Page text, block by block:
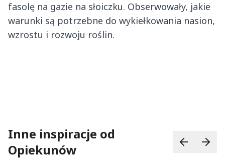
fasolę na gazie na słoiczku. Obserwowały, jakie
warunki są potrzebne do wykiełkowania nasion,
wzrostu i rozwoju roślin.
Inne inspiracje od
Opiekunów